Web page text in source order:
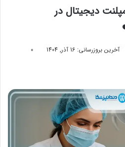
دیجیتال در
آخرین بروزرسانی: 16 آذر, 1404
0